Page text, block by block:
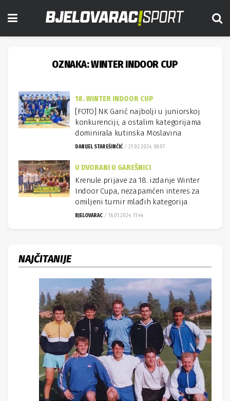
OZNAKA:WINTER INDOOR CUP
18. WINTER INDOOR CUP
[FOTO] NK Garić najbolji u juniorskoj
konkurenciji, a ostalim kategorijama
dominirala kutinska Moslavina
DANIJEL STAREŠINČIĆ 21.02.2024. 08:07
U DVORANI U GAREŠNICI
Krenule prijave za 18. izdanje Winter
Indoor Cupa, nezapamćen interes za
omiljeni turnir mlađih kategorija
BJELOVARAC 16.01.2024. 11:44
NAJČITANIJE